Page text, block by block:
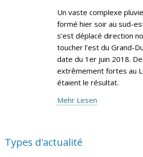
Un vaste complexe
formé hier soir au sud-
s’est déplacé direction
toucher l’est du Grand-
date du 1er juin 2018.
extrêmement fortes au
étaient le résultat.
Mehr Lesen
Types d'actualité